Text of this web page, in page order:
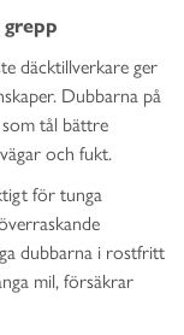
däcktillverkare ger
Dubbarna på
tål bättre
och fukt.
för tunga
dubbarna i rostfritt
mil, försäkrar